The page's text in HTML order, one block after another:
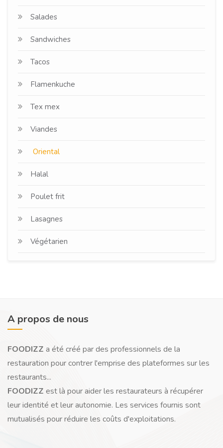
Salades
Sandwiches
Tacos
Flamenkuche
Tex mex
Viandes
Oriental
Halal
Poulet frit
Lasagnes
Végétarien
A propos de nous
FOODIZZ a été créé par des professionnels de la
restauration pour contrer l'emprise des plateformes sur les
restaurants...
FOODIZZ est là pour aider les restaurateurs à récupérer
leur identité et leur autonomie. Les services fournis sont
mutualisés pour réduire les coûts d'exploitations.